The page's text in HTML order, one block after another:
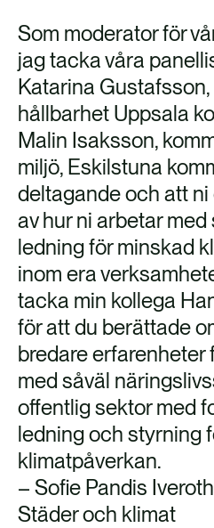
i
n
o
k
Som moderator för
jag tacka våra
Katarina
hållbarhet Uppsala
Malin Isaksson,
miljö, Eskilstuna
deltagande och att
av hur ni arbetar
ledning för minskad
inom era
tacka min kollega
för att du berättade
bredare erfarenheter
med såväl
offentlig sektor med
ledning och styrning
klimatpåverkan.
– Sofie Pandis
Städer och klimat